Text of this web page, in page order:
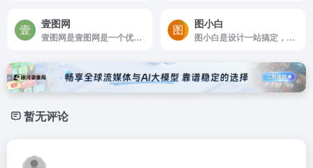
壹图网
壹图网是壹图网是一个优质的摄影图片、设计素材、创意图片、矢量图片等商业正版图片库。
图小白
图小白是设计一站搞定，从此告别PS
暂无评论